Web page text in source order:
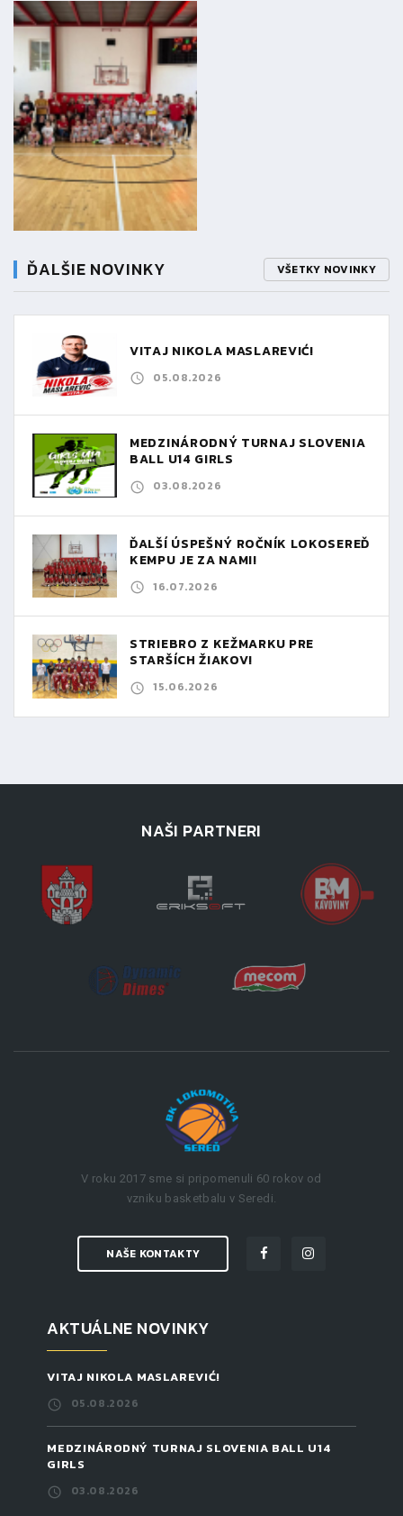
ĎALŠIE NOVINKY VŠETKY NOVINKY
VITAJ NIKOLA MASLAREVIĆ!
05.08.2026
MEDZINÁRODNÝ TURNAJ SLOVENIA
BALL U14 GIRLS
03.08.2026
ĎALŠÍ ÚSPEŠNÝ ROČNÍK LOKOSEREĎ
KEMPU JE ZA NAMI!
16.07.2026
STRIEBRO Z KEŽMARKU PRE
STARŠÍCH ŽIAKOV!
15.06.2026
NAŠI PARTNERI
V roku 2017 sme si pripomenuli 60 rokov od
vzniku basketbalu v Seredi.
NAŠE KONTAKTY
AKTUÁLNE NOVINKY
VITAJ NIKOLA MASLAREVIĆ!
05.08.2026
MEDZINÁRODNÝ TURNAJ SLOVENIA BALL U14
GIRLS
03.08.2026